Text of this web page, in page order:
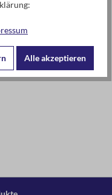
3 Jahren.
Kleinteile!
Alle akzeptieren